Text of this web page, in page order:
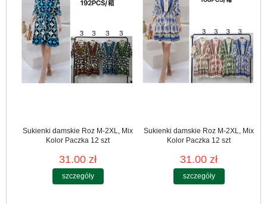
Sukienki damskie Roz M-2XL, Mix
Kolor Paczka 12 szt
31.00 zł
szczegóły
Sukienki damskie Roz M-2XL, Mix
Kolor Paczka 12 szt
31.00 zł
szczegóły